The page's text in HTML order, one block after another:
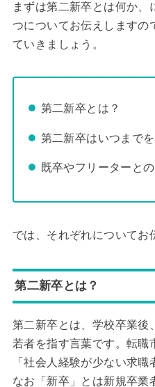
まずは第二新卒とは何か
つについてお伝えしますの
ていきましょう。
第二新卒とは？
第二新卒はいつまで
既卒やフリーターと
では、それぞれについてお
第二新卒とは？
第二新卒とは、学校卒業後
若者を指す言葉です。転職
「社会人経験が少ない求職
なお「新卒」とは新規卒業